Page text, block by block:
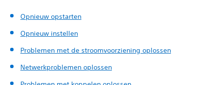
Opnieuw opstarten
Opnieuw instellen
Problemen met de stroomvoorziening oplossen
Netwerkproblemen oplossen